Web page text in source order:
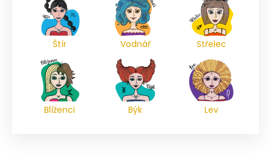
Štír Vodnář Střelec
Blíženci Býk Lev